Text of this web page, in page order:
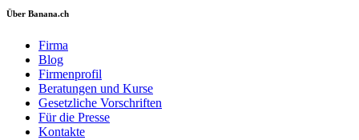
Über Banana.ch
Firma
Blog
Firmenprofil
Beratungen und Kurse
Gesetzliche Vorschriften
Für die Presse
Kontakte